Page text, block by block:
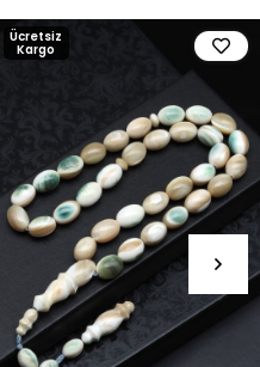
Ücretsiz
Kargo